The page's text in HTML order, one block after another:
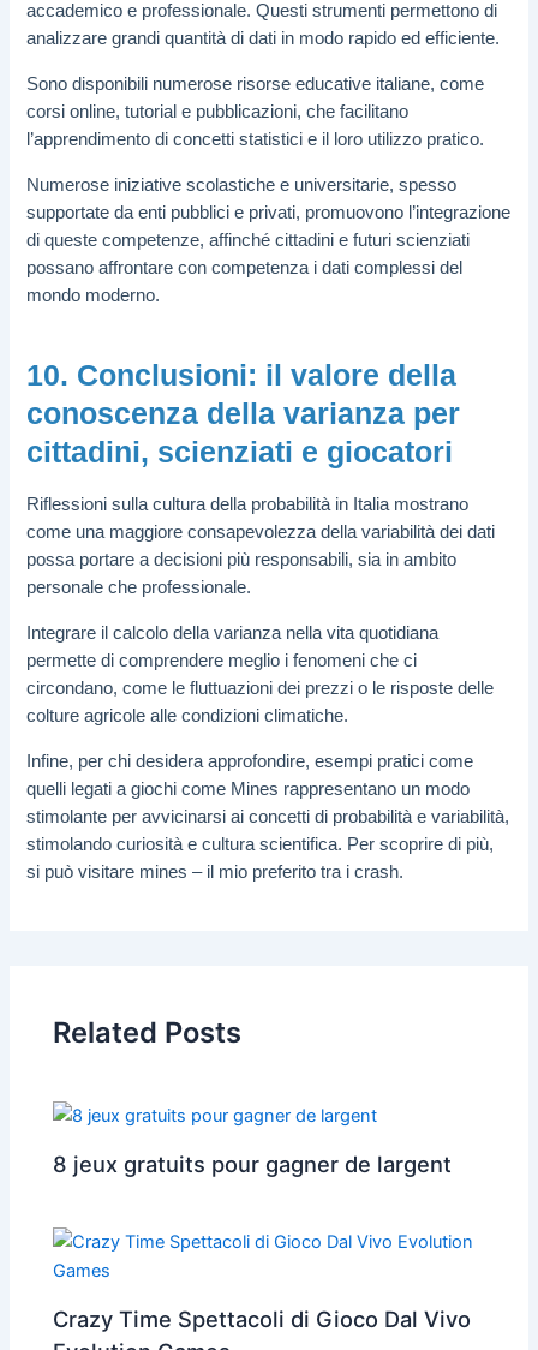
accademico e professionale. Questi strumenti permettono di
analizzare grandi quantità di dati in modo rapido ed efficiente.
Sono disponibili numerose risorse educative italiane, come
corsi online, tutorial e pubblicazioni, che facilitano
l’apprendimento di concetti statistici e il loro utilizzo pratico.
Numerose iniziative scolastiche e universitarie, spesso
supportate da enti pubblici e privati, promuovono l’integrazione
di queste competenze, affinché cittadini e futuri scienziati
possano affrontare con competenza i dati complessi del
mondo moderno.
10. Conclusioni: il valore della
conoscenza della varianza per
cittadini, scienziati e giocatori
Riflessioni sulla cultura della probabilità in Italia mostrano
come una maggiore consapevolezza della variabilità dei dati
possa portare a decisioni più responsabili, sia in ambito
personale che professionale.
Integrare il calcolo della varianza nella vita quotidiana
permette di comprendere meglio i fenomeni che ci
circondano, come le fluttuazioni dei prezzi o le risposte delle
colture agricole alle condizioni climatiche.
Infine, per chi desidera approfondire, esempi pratici come
quelli legati a giochi come Mines rappresentano un modo
stimolante per avvicinarsi ai concetti di probabilità e variabilità,
stimolando curiosità e cultura scientifica. Per scoprire di più,
si può visitare mines – il mio preferito tra i crash.
Related Posts
8 jeux gratuits pour gagner de largent
Crazy Time Spettacoli di Gioco Dal Vivo